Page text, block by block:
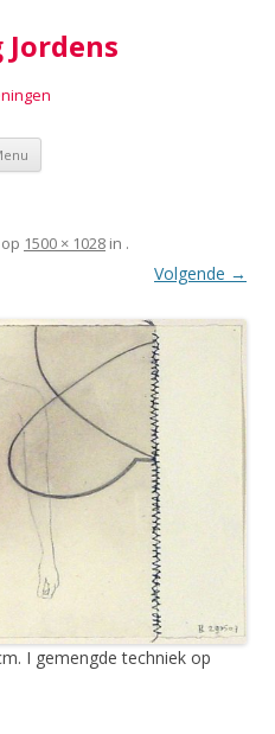
Spring
inhoud
op 1500 × 1028 in .
Volgende →
I gemengde techniek op